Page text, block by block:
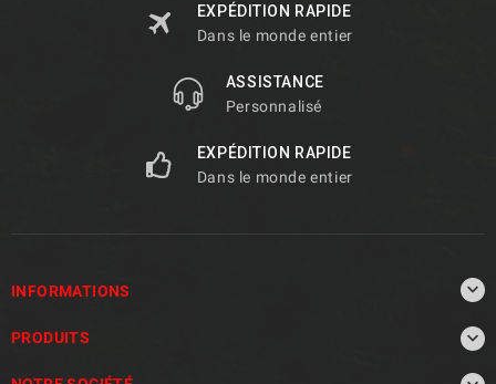
EXPÉDITION RAPIDE
Dans le monde entier
ASSISTANCE
Personnalisé
EXPÉDITION RAPIDE
Dans le monde entier
INFORMATIONS 
PRODUITS 